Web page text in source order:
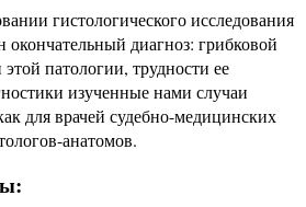
гистологического исследования
окончательный диагноз: грибковой
патологии, трудности ее
изученные нами случаи
для врачей судебно-медицинских
анатомов.